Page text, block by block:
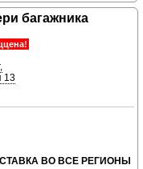
багажника
13
ВО ВСЕ РЕГИОНЫ